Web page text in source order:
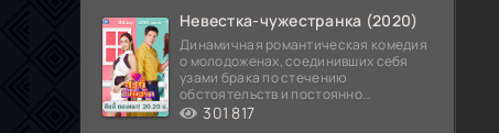
Невестка-чужестранка (2020)
Динамичная романтическая комедия
о молодоженах, соединивших себя
узами брака по стечению
обстоятельств и постоянно
попадающих в курьезные ситуации...
301 817